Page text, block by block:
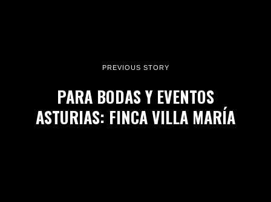
PREVIOUS STORY
PARA BODAS Y EVENTOS
ASTURIAS: FINCA VILLA MARÍA